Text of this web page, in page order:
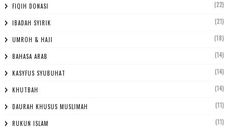
FIQIH DONASI (22)
IBADAH SYIRIK (21)
UMROH & HAJI (18)
BAHASA ARAB (14)
KASYFUS SYUBUHAT (14)
KHUTBAH (14)
DAURAH KHUSUS MUSLIMAH (11)
RUKUN ISLAM (11)